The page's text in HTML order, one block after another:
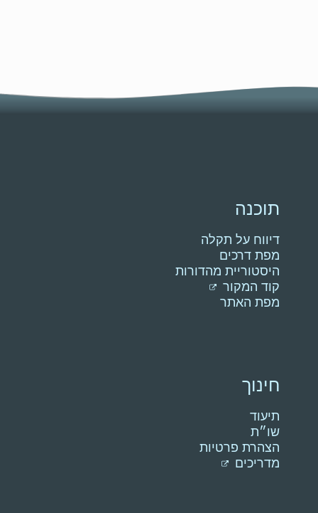
תוכנה
דיווח על תקלה
מפת דרכים
היסטוריית מהדורות
קוד המקור
מפת האתר
חינוך
תיעוד
שו״ת
הצהרת פרטיות
מדריכים